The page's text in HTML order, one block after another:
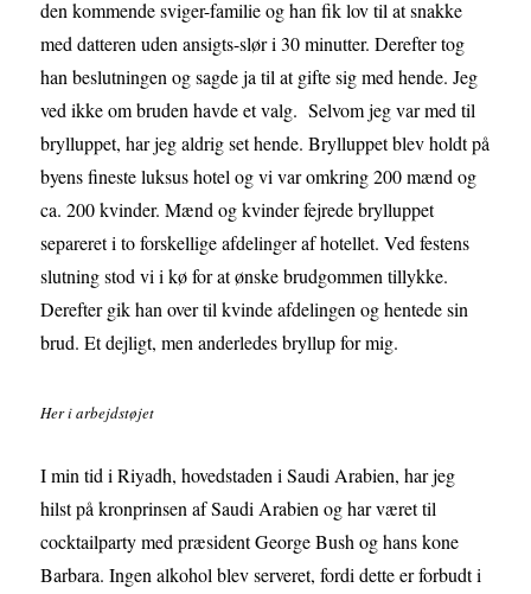
den kommende sviger-familie og han fik lov til at snakke
med datteren uden ansigts-slør i 30 minutter. Derefter tog
han beslutningen og sagde ja til at gifte sig med hende. Jeg
ved ikke om bruden havde et valg. Selvom jeg var med til
brylluppet, har jeg aldrig set hende. Brylluppet blev holdt på
byens fineste luksus hotel og vi var omkring 200 mænd og
ca. 200 kvinder. Mænd og kvinder fejrede brylluppet
separeret i to forskellige afdelinger af hotellet. Ved festens
slutning stod vi i kø for at ønske brudgommen tillykke.
Derefter gik han over til kvinde afdelingen og hentede sin
brud. Et dejligt, men anderledes bryllup for mig.
Her i arbejdstøjet
I min tid i Riyadh, hovedstaden i Saudi Arabien, har jeg
hilst på kronprinsen af Saudi Arabien og har været til
cocktailparty med præsident George Bush og hans kone
Barbara. Ingen alkohol blev serveret, fordi dette er forbudt i